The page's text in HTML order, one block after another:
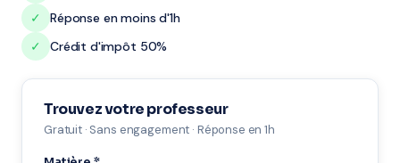
✓
Réponse en moins d'1h
✓
Crédit d'impôt 50%
Trouvez votre professeur
Gratuit · Sans engagement · Réponse en 1h